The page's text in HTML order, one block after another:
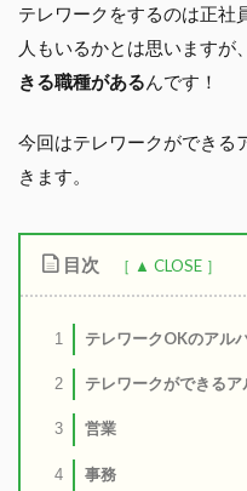
テレワークをするのは正社
人もいるかとは思いますが、
きる職種があるんです！
今回はテレワークができる
きます。
目次
1 テレワークOKのアル
2 テレワークができる
3 営業
4 事務